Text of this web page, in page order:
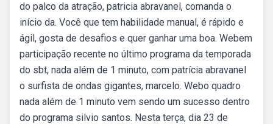
do palco da atração, patricia abravanel, comanda o
início da. Você que tem habilidade manual, é rápido e
ágil, gosta de desafios e quer ganhar uma boa. Webem
participação recente no último programa da temporada
do sbt, nada além de 1 minuto, com patrícia abravanel
o surfista de ondas gigantes, marcelo. Webo quadro
nada além de 1 minuto vem sendo um sucesso dentro
do programa silvio santos. Nesta terça, dia 23 de